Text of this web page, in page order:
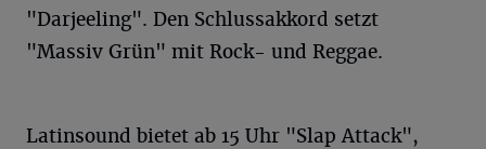
"Darjeeling". Den Schlussakkord setzt
"Massiv Grün" mit Rock- und Reggae.
Latinsound bietet ab 15 Uhr "Slap Attack",